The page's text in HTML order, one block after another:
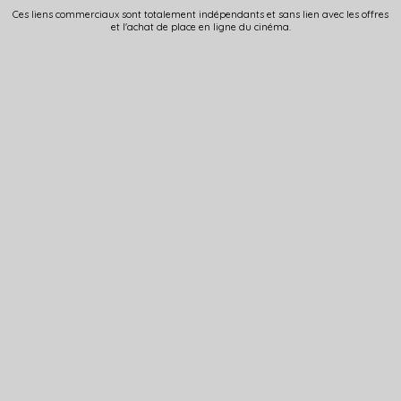
Ces liens commerciaux sont totalement indépendants et sans lien avec les offres
et l'achat de place en ligne du cinéma.